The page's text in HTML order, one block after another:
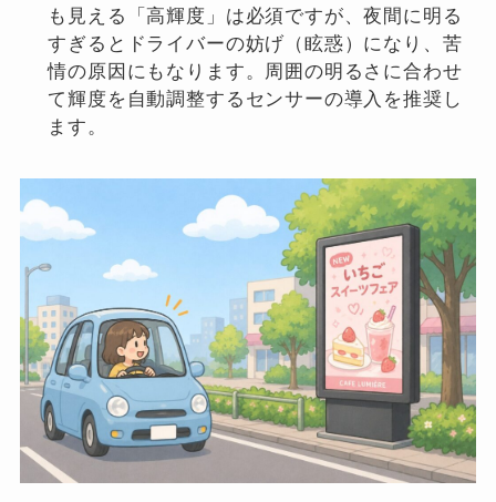
も見える「高輝度」は必須ですが、夜間に明る
すぎるとドライバーの妨げ（眩惑）になり、苦
情の原因にもなります。周囲の明るさに合わせ
て輝度を自動調整するセンサーの導入を推奨し
ます。